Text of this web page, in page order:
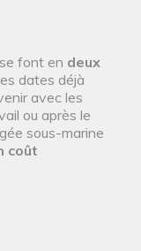
se font en deux
dates déjà
avec les
ou après le
sous-marine
coût